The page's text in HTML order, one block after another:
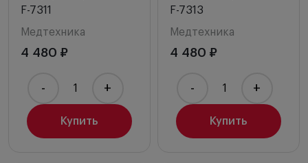
F-7311
Медтехника
4 480 ₽
Купить
- +
F-7313
Медтехника
4 480 ₽
Купить
- +